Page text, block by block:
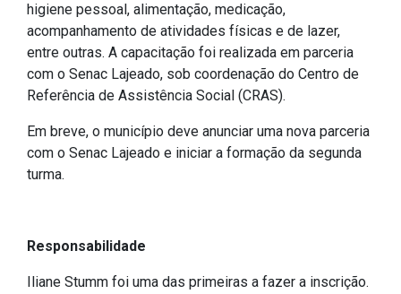
Dispensas e Inexigibilidades
Chamamentos Públicos
Leis, Decretos e Portarias
Transparência
Cespro
higiene pessoal, alimentação, medicação,
acompanhamento de atividades físicas e de lazer,
entre outras. A capacitação foi realizada em parceria
com o Senac Lajeado, sob coordenação do Centro de
Referência de Assistência Social (CRAS).
Em breve, o município deve anunciar uma nova parceria
com o Senac Lajeado e iniciar a formação da segunda
turma.
Responsabilidade
Iliane Stumm foi uma das primeiras a fazer a inscrição.